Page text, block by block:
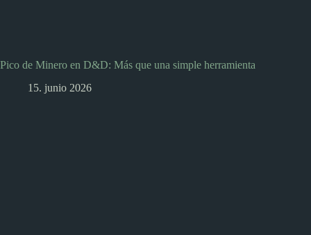
Pico de Minero en D&D: Más que una simple herramienta
15. junio 2026